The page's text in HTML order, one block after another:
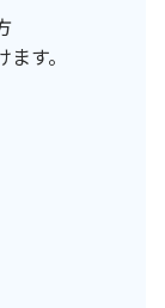
す。